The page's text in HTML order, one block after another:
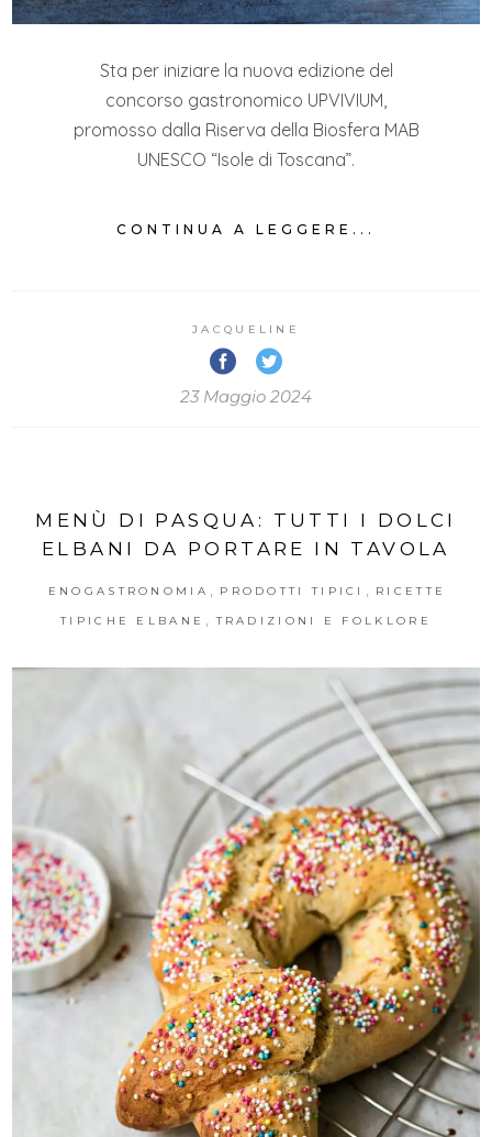
Sta per iniziare la nuova edizione del
concorso gastronomico UPVIVIUM,
promosso dalla Riserva della Biosfera MAB
UNESCO “Isole di Toscana”.
CONTINUA A LEGGERE...
JACQUELINE
23 Maggio 2024
MENÙ DI PASQUA: TUTTI I DOLCI
ELBANI DA PORTARE IN TAVOLA
ENOGASTRONOMIA PRODOTTI TIPICI RICETTE
TIPICHE ELBANE TRADIZIONI E FOLKLORE